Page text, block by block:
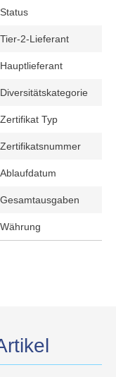
Status
Tier-2-Lieferant
Hauptlieferant
Diversitätskategorie
Zertifikat Typ
Zertifikatsnummer
Ablaufdatum
Gesamtausgaben
Währung